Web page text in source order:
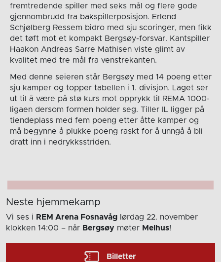
fremtredende spiller med seks mål og flere gode
gjennombrudd fra bakspillerposisjon. Erlend
Schjølberg Ressem bidro med sju scoringer, men fikk
det tøft mot et kompakt Bergsøy-forsvar. Kantspiller
Haakon Andreas Sarre Mathisen viste glimt av
kvalitet med tre mål fra venstrekanten.
Med denne seieren står Bergsøy med 14 poeng etter
sju kamper og topper tabellen i 1. divisjon. Laget ser
ut til å være på stø kurs mot opprykk til REMA 1000-
ligaen dersom formen holder seg. Tiller IL ligger på
tiendeplass med fem poeng etter åtte kamper og
må begynne å plukke poeng raskt for å unngå å bli
dratt inn i nedrykksstriden.
Neste hjemmekamp
Vi ses i REM Arena Fosnavåg lørdag 22. november
klokken 14:00 – når Bergsøy møter Melhus!
Billetter